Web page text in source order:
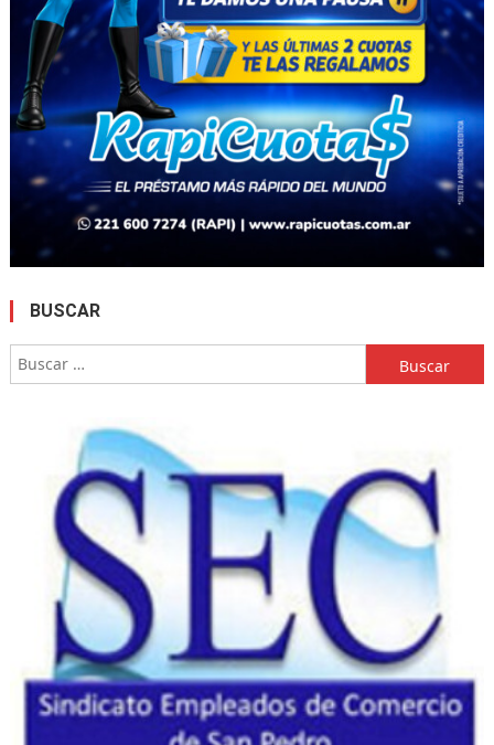
BUSCAR
Buscar: